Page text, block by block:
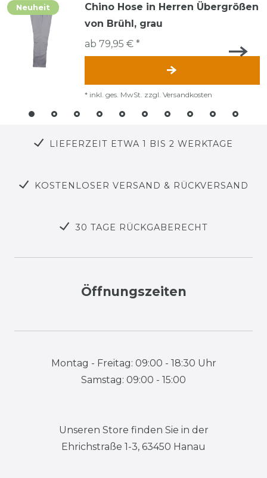
Neuheit
Chino Hose in Herren Übergrößen
von Brühl, grau
ab 79,95 € *
* inkl. ges. MwSt. zzgl. Versandkosten
LIEFERZEIT ETWA 1 BIS 2 WERKTAGE
KOSTENLOSER VERSAND & RÜCKVERSAND
30 TAGE RÜCKGABERECHT
Öffnungszeiten
Montag - Freitag: 09:00 - 18:30 Uhr
Samstag: 09:00 - 15:00
Unseren Store finden Sie in der
Ehrichstraße 1-3, 63450 Hanau